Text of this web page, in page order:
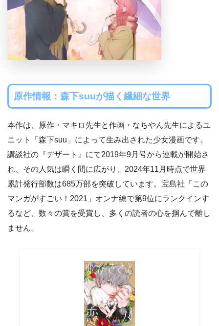
原作情報：森下suuが描く繊細な世界
本作は、原作・マキロ先生と作画・なちやん先生によるユ
ニット「森下suu」によって生み出された少女漫画です。
講談社の『デザート』にて2019年9月号から連載が開始さ
れ、その人気は瞬く間に広がり、2024年11月時点で世界
累計発行部数は685万部を突破しています。宝島社「この
マンガがすごい！2021」オンナ編で第9位にランクインす
るなど、数々の賞を受賞し、多くの読者の心を掴んで離し
ません。